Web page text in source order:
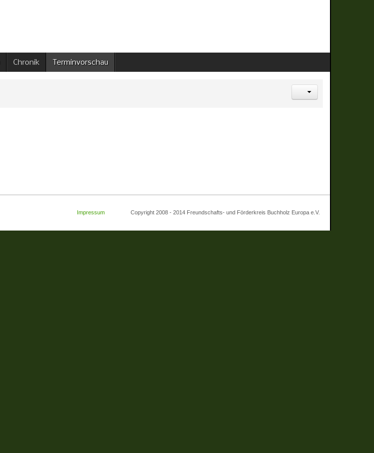
Chronik Terminvorschau
Impressum Copyright 2008 - 2014 Freundschafts- und Förderkreis Buchholz Europa e.V.